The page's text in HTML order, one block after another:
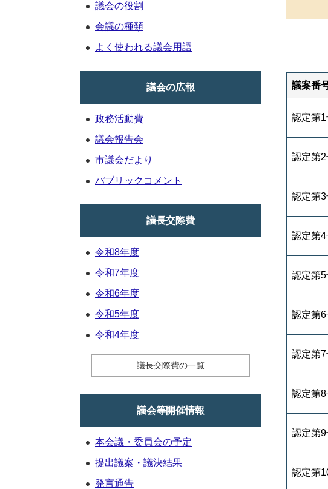
議案番
認定第1
認定第2
認定第3
認定第4
認定第5
認定第6
認定第7
認定第8
認定第9
認定第
議会の役割
会議の種類
よく使われる議会用語
議会の広報
政務活動費
議会報告会
市議会だより
パブリックコメント
議長交際費
令和8年度
令和7年度
令和6年度
令和5年度
令和4年度
議長交際費の一覧
議会等開催情報
本会議・委員会の予定
提出議案・議決結果
発言通告